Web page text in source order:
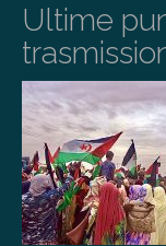
Ultime